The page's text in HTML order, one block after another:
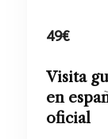
49€
Visita
en
oficial